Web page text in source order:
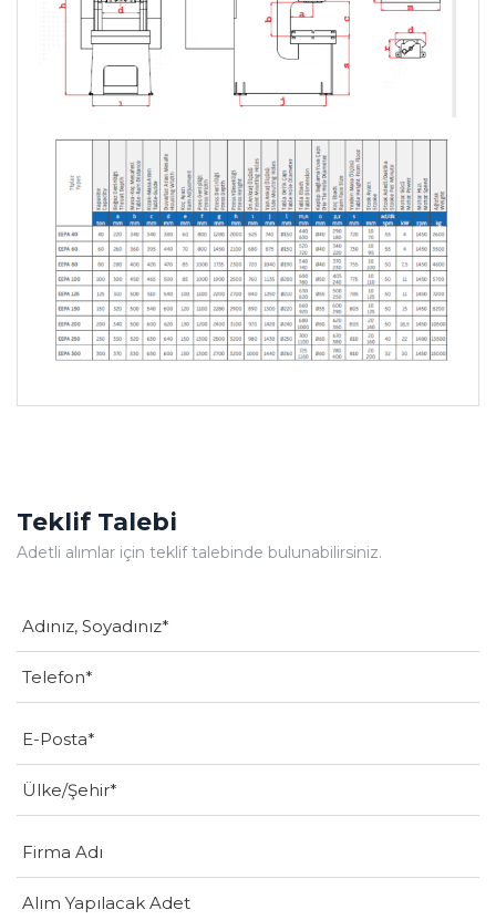
Teklif Talebi
Adetli alımlar için teklif talebinde bulunabilirsiniz.